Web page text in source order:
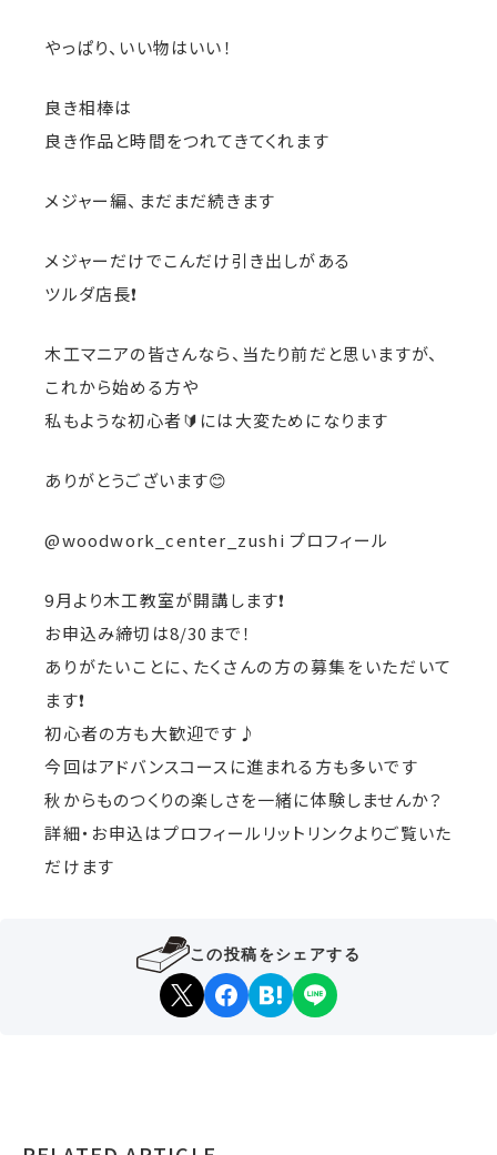
やっぱり、いい物はいい！
良き相棒は
良き作品と時間をつれてきてくれます
メジャー編、まだまだ続きます
メジャーだけでこんだけ引き出しがある
ツルダ店長❗️
木工マニアの皆さんなら、当たり前だと思いますが、
これから始める方や
私もような初心者🔰には大変ためになります
ありがとうございます😊
@woodwork_center_zushi プロフィール
9月より木工教室が開講します❗️
お申込み締切は8/30まで！
ありがたいことに、たくさんの方の募集をいただいて
ます❗️
初心者の方も大歓迎です♪
今回はアドバンスコースに進まれる方も多いです
秋からものつくりの楽しさを一緒に体験しませんか？
詳細・お申込はプロフィールリットリンクよりご覧いた
だけます
この投稿をシェアする